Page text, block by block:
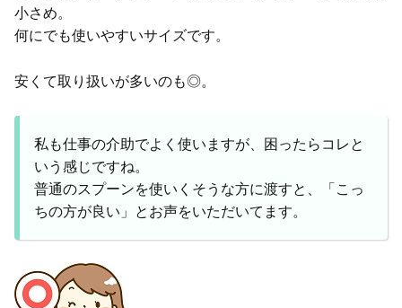
小さめ。
何にでも使いやすいサイズです。
安くて取り扱いが多いのも◎。
私も仕事の介助でよく使いますが、困ったらコレと
いう感じですね。
普通のスプーンを使いくそうな方に渡すと、「こっ
ちの方が良い」とお声をいただいてます。